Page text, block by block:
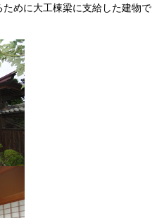
めに大工棟梁に支給した建物で